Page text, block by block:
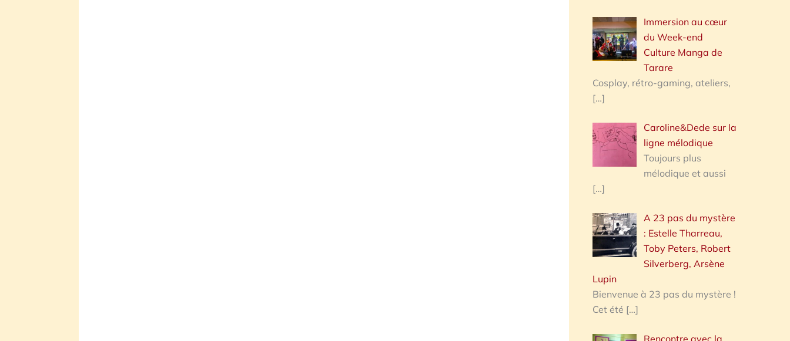
Immersion au cœur
du Week-end
Culture Manga de
Tarare
Cosplay, rétro-gaming, ateliers,
[…]
Caroline&Dede sur la
ligne mélodique
Toujours plus
mélodique et aussi
[…]
A 23 pas du mystère
: Estelle Tharreau,
Toby Peters, Robert
Silverberg, Arsène
Lupin
Bienvenue à 23 pas du mystère !
Cet été […]
Rencontre avec la